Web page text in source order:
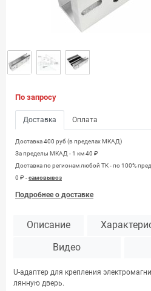
По запросу
Доставка Оплата
Доставка 400 руб (в пределах МКАД)
За пределы МКАД - 1 км 40 ₽
Доставка по регионам любой TK - по 100%
0 ₽ -самовывоз
Подробнее о доставке
Описание
Видео
U-адаптер для крепления
лянную дверь.